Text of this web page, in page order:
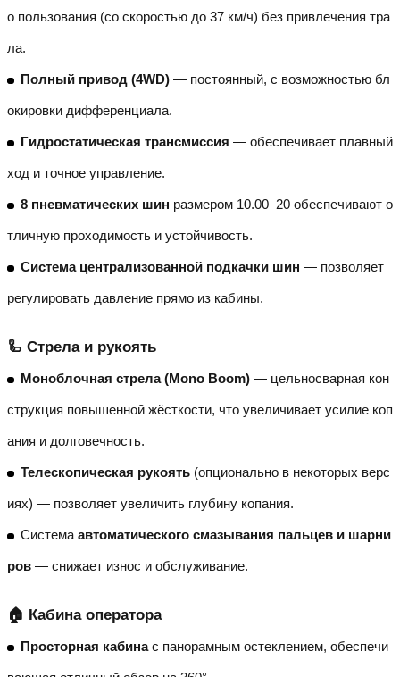
о пользования (со скоростью до 37 км/ч) без привлечения тра
ла.
Полный привод (4WD) — постоянный, с возможностью бл
окировки дифференциала.
Гидростатическая трансмиссия — обеспечивает плавный
ход и точное управление.
8 пневматических шин размером 10.00–20 обеспечивают о
тличную проходимость и устойчивость.
Система централизованной подкачки шин — позволяет
регулировать давление прямо из кабины.
🦾 Стрела и рукоять
Моноблочная стрела (Mono Boom) — цельносварная кон
струкция повышенной жёсткости, что увеличивает усилие коп
ания и долговечность.
Телескопическая рукоять (опционально в некоторых верс
иях) — позволяет увеличить глубину копания.
Система автоматического смазывания пальцев и шарни
ров — снижает износ и обслуживание.
🏠 Кабина оператора
Просторная кабинас панорамным остеклением, обеспечи